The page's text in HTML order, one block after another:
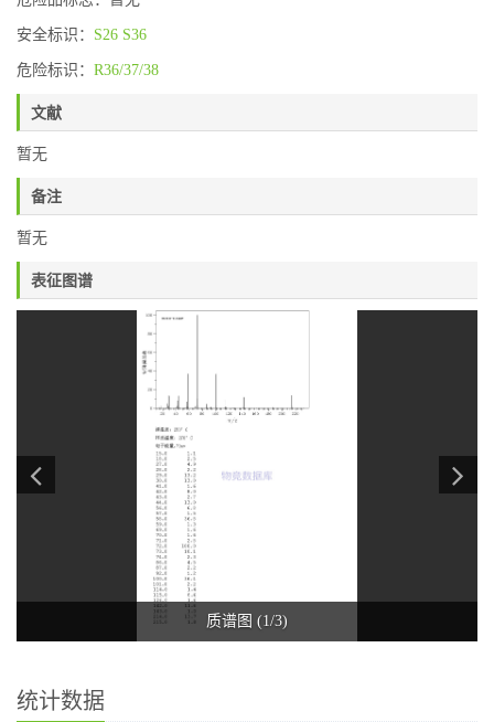
安全标识： S26 S36
危险标识： R36/37/38
文献
暂无
备注
暂无
表征图谱
质谱图 (1/3)
统计数据